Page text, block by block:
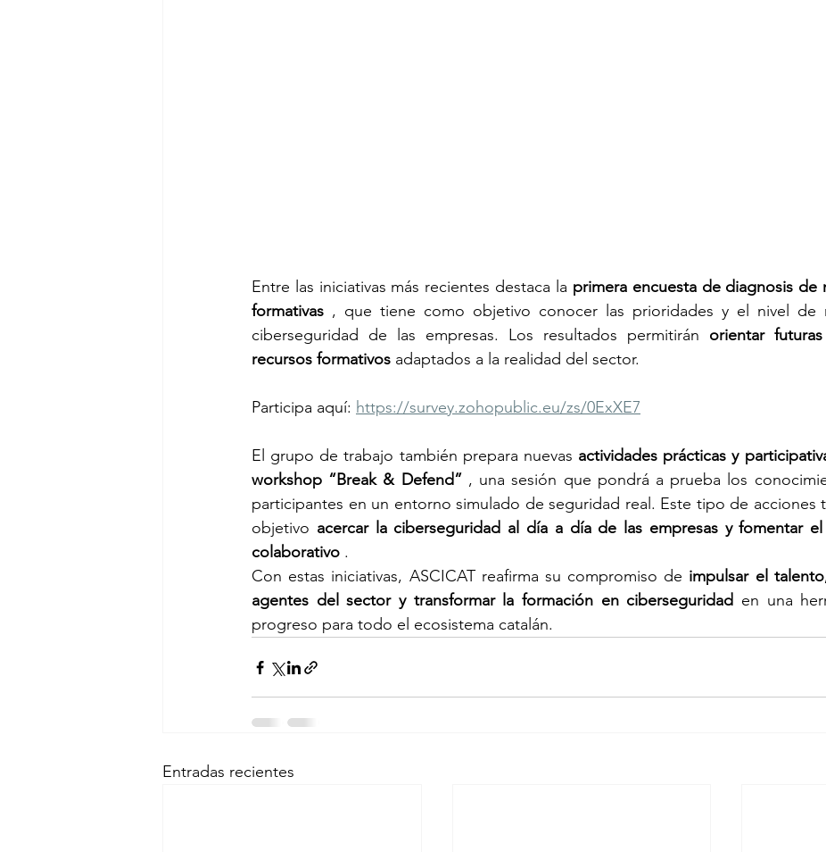
Entre las iniciativas más recientes destaca la primera encuesta de diagnosis de
formativas , que tiene como objetivo conocer las prioridades y el nivel de
ciberseguridad de las empresas. Los resultados permitirán orientar
recursos formativos adaptados a la realidad del sector.
Participa aquí: https://survey.zohopublic.eu/zs/0ExXE7
El grupo de trabajo también prepara nuevas actividades prácticas y
workshop “Break & Defend” , una sesión que pondrá a prueba los
participantes en un entorno simulado de seguridad real. Este tipo de acciones
objetivo acercar la ciberseguridad al día a día de las empresas y fomentar el
colaborativo .
Con estas iniciativas, ASCICAT reafirma su compromiso de impulsar el
agentes del sector y transformar la formación en ciberseguridad en una
progreso para todo el ecosistema catalán.
Entradas recientes